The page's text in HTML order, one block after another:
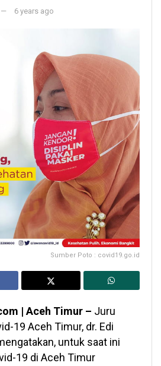
6 years ago
Sumber Poto : covid19.go.id
| Aceh Timur – Juru
19 Aceh Timur, dr. Edi
untuk saat ini
19 di Aceh Timur